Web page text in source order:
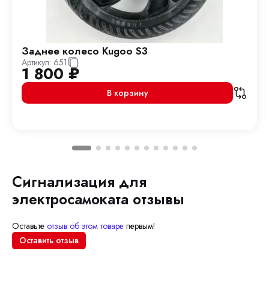
Заднее колесо Kugoo S3
Артикул: 651
1 800 ₽
В корзину
Сигнализация для
электросамоката отзывы
Оставьте отзыв об этом товаре первым!
Оставить отзыв